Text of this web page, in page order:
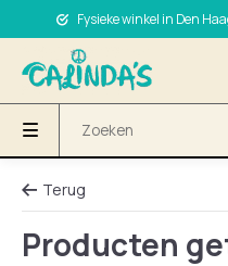
Fysieke winkel in Den Haag
Terug
Producten